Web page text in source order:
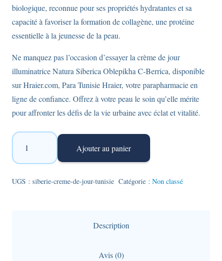
biologique, reconnue pour ses propriétés hydratantes et sa
capacité à favoriser la formation de collagène, une protéine
essentielle à la jeunesse de la peau.
Ne manquez pas l’occasion d’essayer la crème de jour
illuminatrice Natura Siberica Oblepikha C-Berrica, disponible
sur Hraier.com, Para Tunisie Hraier, votre parapharmacie en
ligne de confiance. Offrez à votre peau le soin qu’elle mérite
pour affronter les défis de la vie urbaine avec éclat et vitalité.
quantité
Sibérie
-
Ajouter au panier
UGS : siberie-creme-de-jour-tunisie Catégorie : Non classé
Description
Avis (0)